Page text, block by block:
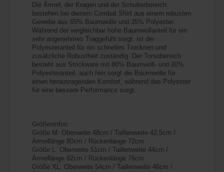
Die Ärmel, der Kragen und der Schulterbereich
bestehen bei diesem Combat Shirt aus einem robusten
Gewebe aus 65% Baumwolle und 35% Polyester.
Während der vergleichbar hohe Baumwollanteil für ein
sehr angenehmes Traggefühl sorgt, ist der
Polyesteranteil für ein schnelles Trocknen und
zusätzliche Robustheit zuständig. Der Torsobereich
besteht aus Strickware mit 80% Baumwoll- und 20%
Polyesteranteil, auch hier sorgt die Baumwolle für
einen herausragenden Komfort, während das Polyester
für eine bessere Performance sorgt.
Größeninfos:
Größe M: Oberweite 48cm / Taillenweite 42,5cm /
Ärmellänge 80cm / Rückenlänge 72cm
Größe L: Oberweite 51cm / Taillenweite 44cm /
Ärmellänge 82cm / Rückenlänge 76cm
Größe XL: Oberweite 54cm / Taillenweite 46cm /